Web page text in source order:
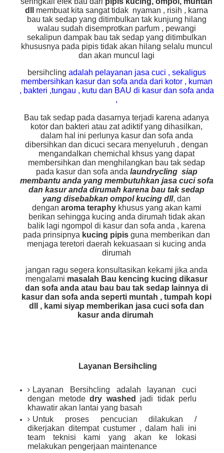
dll
membuat kita sangat tidak nyaman , risih , karna
bau tak sedap yang ditimbulkan tak kunjung hilang
walau sudah disemprotkan parfum , pewangi
sekalipun dampak bau tak sedap yang ditimbulkan
khususnya pada pipis tidak akan hilang selalu muncul
dan akan muncul lagi
bersihcling adalah pelayanan jasa cuci , sekaligus
membersihkan kasur dan sofa anda dari kotor , kuman
, bakteri ,tungau , kutu dan BAU di kasur dan sofa anda
,
Bau tak sedap pada dasarnya terjadi karena adanya
kotor dan bakteri atau zat adiktif yang dihasilkan,
dalam hal ini perlunya kasur dan sofa anda
dibersihkan dan dicuci secara menyeluruh , dengan
mengandalkan chemichal khsus yang dapat
membersihkan dan menghilangkan bau tak sedap
pada kasur dan sofa anda laundrycling siap
membantu anda yang membutuhkan jasa cuci sofa
dan kasur anda dirumah karena bau tak sedap
yang disebabkan ompol kucing dll, dan
dengan aroma teraphykhusus yang akan kami
berikan sehingga kucing anda dirumah tidak akan
balik lagi ngompol di kasur dan sofa anda , karena
pada prinsipnya kucing pipis guna memberikan dan
menjaga teretori daerah kekuasaan si kucing anda
dirumah
jangan ragu segera konsultasikan kekami jika anda
mengalami masalah Bau kencing kucing dikasur
dan sofa anda atau bau bau tak sedap lainnya di
kasur dan sofa anda seperti muntah , tumpah kopi
dll , kami siyap memberikan jasa cuci sofa dan
kasur anda dirumah
Layanan Bersihcling
Layanan Bersihcling adalah layanan cuci
dengan metode dry washed
jadi tidak perlu
khawatir akan lantai yang basah
Untuk proses pencucian dilakukan /
dikerjakan ditempat custumer , dalam hali ini
team teknisi kami yang akan ke lokasi
melakukan pengerjaan maintenance